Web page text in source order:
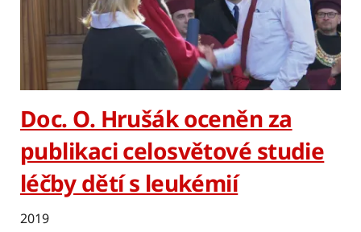
Doc. O. Hrušák oceněn za
publikaci celosvětové studie
léčby dětí s leukémií
2019